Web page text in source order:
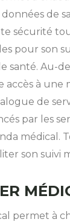
de
sécurité
pour son
santé. Au-
accès à une
de
par les
médical.
son suivi
permet à